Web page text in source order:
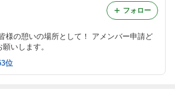
の場所として！ アメンバー申請ど
！ よろしく。 お願いします。
フォロー
位